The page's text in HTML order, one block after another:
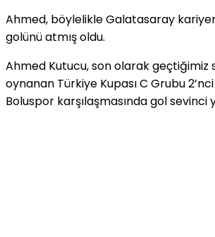
Ahmed, böylelikle Galatasaray
golünü atmış oldu.
Ahmed Kutucu, son olarak geçtiğimiz
oynanan Türkiye Kupası C Grubu
Boluspor karşılaşmasında gol sevinci